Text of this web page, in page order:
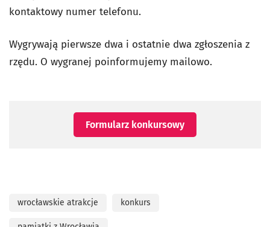
kontaktowy numer telefonu.
Wygrywają pierwsze dwa i ostatnie dwa zgłoszenia z
rzędu. O wygranej poinformujemy mailowo.
Formularz konkursowy
wrocławskie atrakcje konkurs